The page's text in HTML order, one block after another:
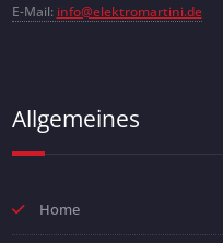
E-Mail: info@elektromartini.de
Allgemeines
Home